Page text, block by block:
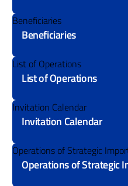
Beneficiaries
Beneficiaries
List of Operations
List of Operations
Invitation Calendar
Invitation Calendar
Operations of Strategic
Operations of Strategic